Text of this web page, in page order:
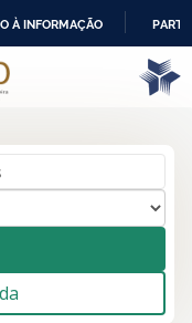
À INFORMAÇÃO
'
Silva, Maria do